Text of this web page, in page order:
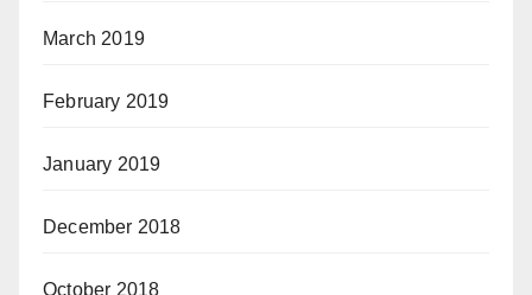
March 2019
February 2019
January 2019
December 2018
October 2018